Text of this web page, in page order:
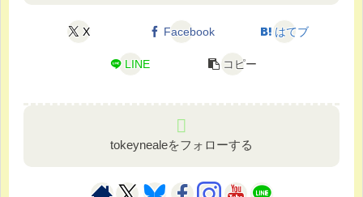
X Facebook はてブ
LINE コピー
tokeynealeをフォローする